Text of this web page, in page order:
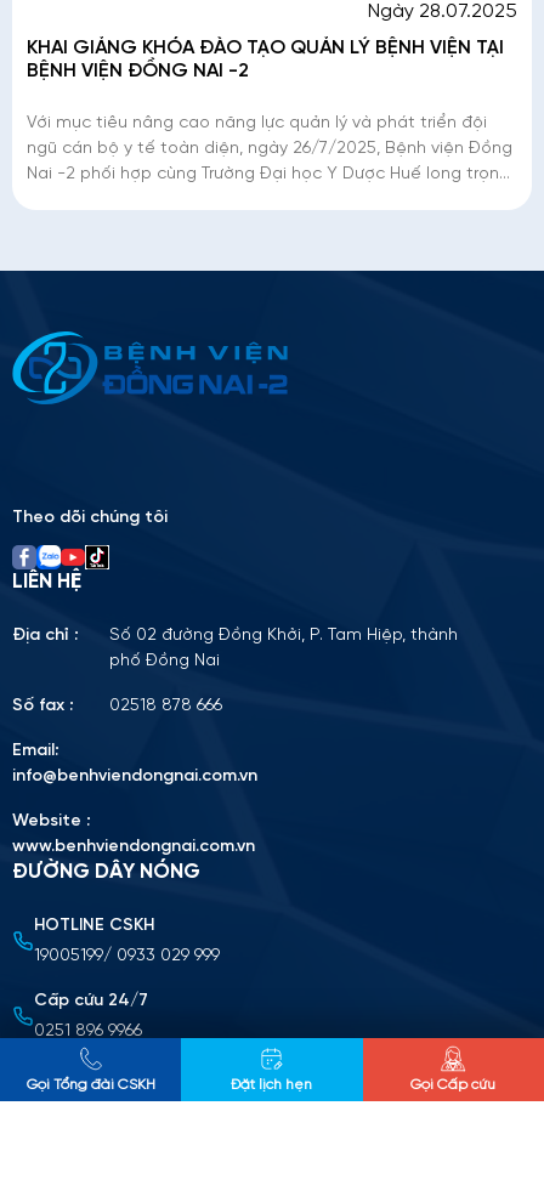
Gọi Tổng đài CSKH Đặt lịch hẹn Gọi Cấp cứu
Ngày 28.07.2025
KHAI GIẢNG KHÓA ĐÀO TẠO QUẢN LÝ BỆNH VIỆN TẠI
BỆNH VIỆN ĐỒNG NAI -2
Với mục tiêu nâng cao năng lực quản lý và phát triển đội
ngũ cán bộ y tế toàn diện, ngày 26/7/2025, Bệnh viện Đồng
Nai -2 phối hợp cùng Trường Đại học Y Dược Huế long trọng
Please
Tải lên CV (Định dạng PDF, tối đa 10MB)
Nộp cv ứng tuyển
Theo dõi chúng tôi
LIÊN HỆ
Địa chỉ :
Số 02 đường Đồng Khởi, P. Tam Hiệp, thành
phố Đồng Nai
Số fax : 02518 878 666
Email:
info@benhviendongnai.com.vn
Website :
www.benhviendongnai.com.vn
ĐƯỜNG DÂY NÓNG
HOTLINE CSKH
19005199/ 0933 029 999
Cấp cứu 24/7
0251 896 9966
CHÍNH SÁCH BẢO MẬT THÔNG TIN